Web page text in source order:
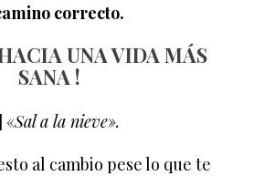
correcto.
UNA VIDA MÁS
SANA !
«Sal a la nieve».
al cambio pese lo que te